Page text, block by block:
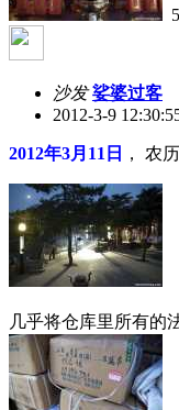
沙发 娑婆过客
2012-3-9
2012年3月11日 ， 农
几乎将仓库里所有的